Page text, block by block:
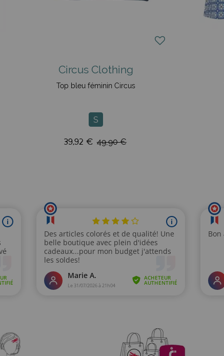
Circus Clothing
Top bleu féminin Circus
S
39,92 € 49,90 €